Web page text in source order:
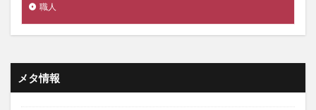
職人
メタ情報